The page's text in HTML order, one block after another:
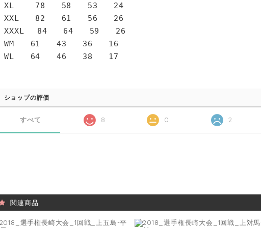
XL 78 58 53 24
XXL 82 61 56 26
XXXL 84 64 59 26
WM 61 43 36 16
WL 64 46 38 17
ショップの評価
すべて 8 0 2
関連商品